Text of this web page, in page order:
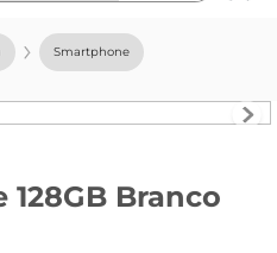
Smartphone
Branco